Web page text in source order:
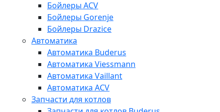
Бойлеры ACV
Бойлеры Gorenje
Бойлеры Drazice
Автоматика
Автоматика Buderus
Автоматика Viessmann
Автоматика Vaillant
Автоматика ACV
Запчасти для котлов